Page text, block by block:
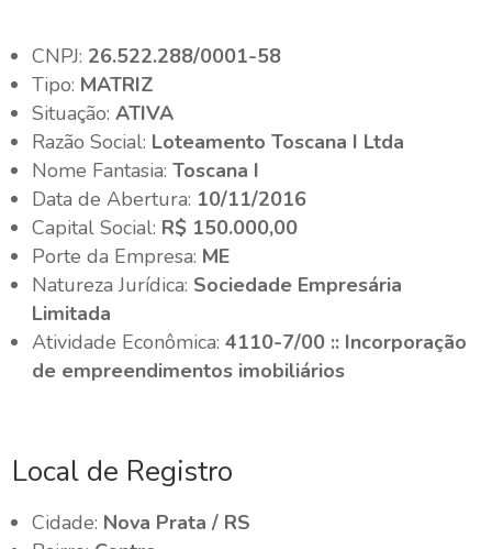
CNPJ: 26.522.288/0001-58
Tipo: MATRIZ
Situação:ATIVA
Razão Social: Loteamento Toscana I Ltda
Nome Fantasia:Toscana I
Data de Abertura: 10/11/2016
Capital Social: R$ 150.000,00
Porte da Empresa: ME
Natureza Jurídica: Sociedade Empresária
Limitada
Atividade Econômica:4110-7/00 :: Incorporação
de empreendimentos imobiliários
Local de Registro
Cidade: Nova Prata / RS